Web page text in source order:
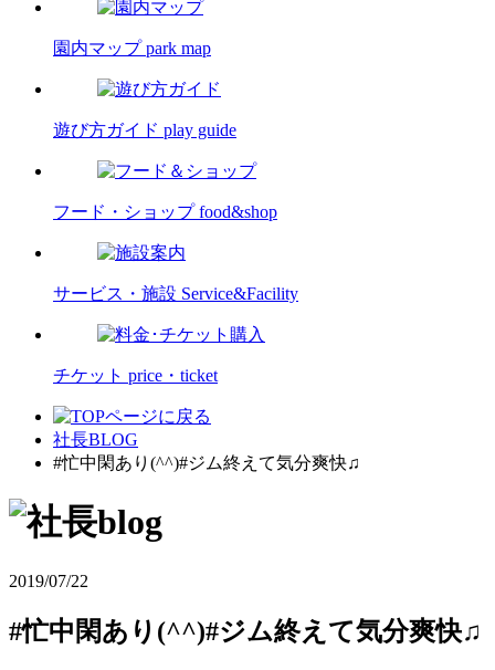
園内マップ park map
遊び方ガイド play guide
フード・ショップ food&shop
サービス・施設 Service&Facility
チケット price・ticket
社長BLOG
#忙中閑あり(^^)#ジム終えて気分爽快♫
2019/07/22
#忙中閑あり(^^)#ジム終えて気分爽快♫